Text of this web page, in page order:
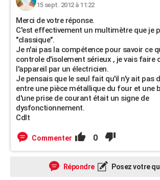
15 sept. 2012 à 11:22
Merci de votre réponse.
C'est effectivement un multimètre que je
"classique".
Je n'ai pas la compétence pour savoir ce
controle d'isolement sérieux , je vais faire
l'appareil par un électricien.
Je pensais que le seul fait qu'il n'y ait pas
entre une pièce métallique du four et une
d'une prise de courant était un signe de
dysfonctionnement.
Cdlt
Commenter 0
Répondre Posez votre